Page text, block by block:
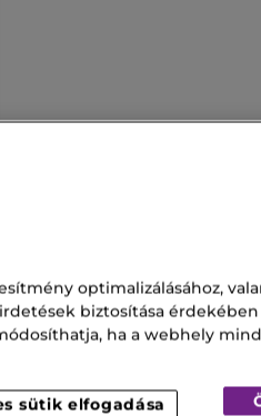
Invictus Parfüm
Rituals Olaj
optimalizálásához,
biztosítása
ha a webhely
sütik elfogadása